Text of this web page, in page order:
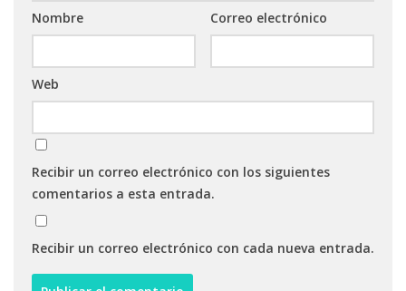
Nombre Correo electrónico
Web
Recibir un correo electrónico con los siguientes
comentarios a esta entrada.
Recibir un correo electrónico con cada nueva entrada.